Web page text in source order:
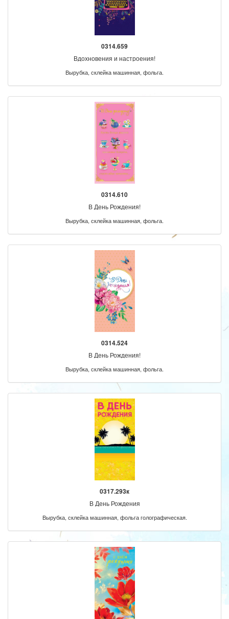
0314.659
Вдохновения и настроения!
Вырубка, склейка машинная, фольга.
0314.610
В День Рождения!
Вырубка, склейка машинная, фольга.
0314.524
В День Рождения!
Вырубка, склейка машинная, фольга.
0317.293к
В День Рождения
Вырубка, склейка машинная, фольга голографическая.